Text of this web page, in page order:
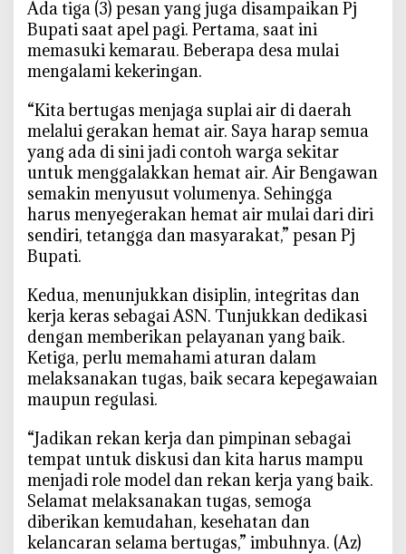
Ada tiga (3) pesan yang juga disampaikan Pj
Bupati saat apel pagi. Pertama, saat ini
memasuki kemarau. Beberapa desa mulai
mengalami kekeringan.
“Kita bertugas menjaga suplai air di daerah
melalui gerakan hemat air. Saya harap semua
yang ada di sini jadi contoh warga sekitar
untuk menggalakkan hemat air. Air Bengawan
semakin menyusut volumenya. Sehingga
harus menyegerakan hemat air mulai dari diri
sendiri, tetangga dan masyarakat,” pesan Pj
Bupati.
Kedua, menunjukkan disiplin, integritas dan
kerja keras sebagai ASN. Tunjukkan dedikasi
dengan memberikan pelayanan yang baik.
Ketiga, perlu memahami aturan dalam
melaksanakan tugas, baik secara kepegawaian
maupun regulasi.
“Jadikan rekan kerja dan pimpinan sebagai
tempat untuk diskusi dan kita harus mampu
menjadi role model dan rekan kerja yang baik.
Selamat melaksanakan tugas, semoga
diberikan kemudahan, kesehatan dan
kelancaran selama bertugas,” imbuhnya. (Az)